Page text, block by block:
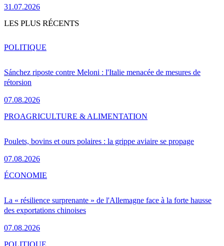
31.07.2026
LES PLUS RÉCENTS
Sánchez riposte contre Meloni : l'Italie menacée de mesures de
rétorsion
07.08.2026
POLITIQUE
Poulets, bovins et ours polaires : la grippe aviaire se propage
07.08.2026
PROAGRICULTURE & ALIMENTATION
La « résilience surprenante » de l'Allemagne face à la forte hausse
des exportations chinoises
07.08.2026
ÉCONOMIE
POLITIQUE